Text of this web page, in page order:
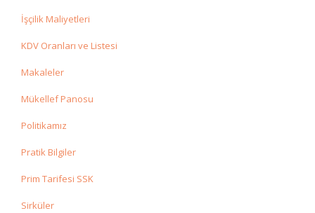
İşçilik Maliyetleri
KDV Oranları ve Listesi
Makaleler
Mükellef Panosu
Politikamız
Pratik Bilgiler
Prim Tarifesi SSK
Sirküler